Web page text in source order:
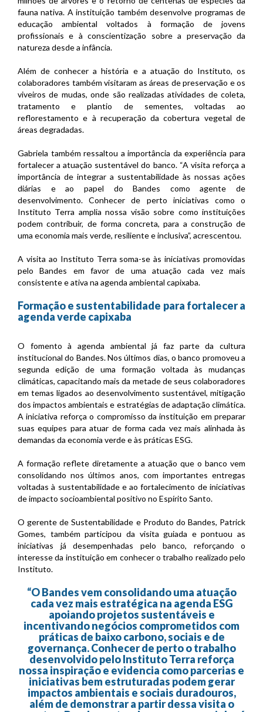
fauna nativa. A instituição também desenvolve programas de
educação ambiental voltados à formação de jovens
profissionais e à conscientização sobre a preservação da
natureza desde a infância.
Além de conhecer a história e a atuação do Instituto, os
colaboradores também visitaram as áreas de preservação e os
viveiros de mudas, onde são realizadas atividades de coleta,
tratamento e plantio de sementes, voltadas ao
reflorestamento e à recuperação da cobertura vegetal de
áreas degradadas.
Gabriela também ressaltou a importância da experiência para
fortalecer a atuação sustentável do banco. “A visita reforça a
importância de integrar a sustentabilidade às nossas ações
diárias e ao papel do Bandes como agente de
desenvolvimento. Conhecer de perto iniciativas como o
Instituto Terra amplia nossa visão sobre como instituições
podem contribuir, de forma concreta, para a construção de
uma economia mais verde, resiliente e inclusiva”, acrescentou.
A visita ao Instituto Terra soma-se às iniciativas promovidas
pelo Bandes em favor de uma atuação cada vez mais
consistente e ativa na agenda ambiental capixaba.
Formação e sustentabilidade para fortalecer a
agenda verde capixaba
O fomento à agenda ambiental já faz parte da cultura
institucional do Bandes. Nos últimos dias, o banco promoveu a
segunda edição de uma formação voltada às mudanças
climáticas, capacitando mais da metade de seus colaboradores
em temas ligados ao desenvolvimento sustentável, mitigação
dos impactos ambientais e estratégias de adaptação climática.
A iniciativa reforça o compromisso da instituição em preparar
suas equipes para atuar de forma cada vez mais alinhada às
demandas da economia verde e às práticas ESG.
A formação reflete diretamente a atuação que o banco vem
consolidando nos últimos anos, com importantes entregas
voltadas à sustentabilidade e ao fortalecimento de iniciativas
de impacto socioambiental positivo no Espírito Santo.
O gerente de Sustentabilidade e Produto do Bandes, Patrick
Gomes, também participou da visita guiada e pontuou as
iniciativas já desempenhadas pelo banco, reforçando o
interesse da instituição em conhecer o trabalho realizado pelo
Instituto.
“O Bandes vem consolidando uma atuação
cada vez mais estratégica na agenda ESG
apoiando projetos sustentáveis e
incentivando negócios comprometidos com
práticas de baixo carbono, sociais e de
governança. Conhecer de perto o trabalho
desenvolvido pelo Instituto Terra reforça
nossa inspiração e evidencia como parcerias e
iniciativas bem estruturadas podem gerar
impactos ambientais e sociais duradouros,
além de demonstrar a partir dessa visita o